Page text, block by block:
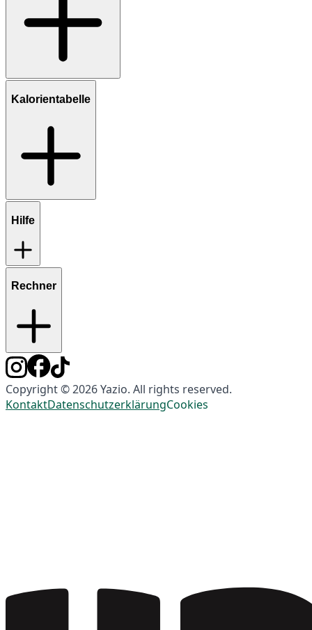
Kalorientabelle
Hilfe
Rechner
Copyright © 2026 Yazio. All rights reserved.
KontaktDatenschutzerklärungCookies